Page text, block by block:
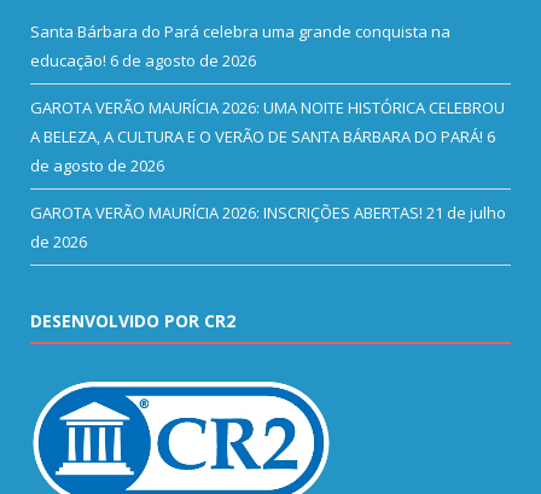
Santa Bárbara do Pará celebra uma grande conquista na
educação! 6 de agosto de 2026
GAROTA VERÃO MAURÍCIA 2026: UMA NOITE HISTÓRICA CELEBROU
A BELEZA, A CULTURA E O VERÃO DE SANTA BÁRBARA DO PARÁ! 6
de agosto de 2026
GAROTA VERÃO MAURÍCIA 2026: INSCRIÇÕES ABERTAS! 21 de julho
de 2026
DESENVOLVIDO POR CR2